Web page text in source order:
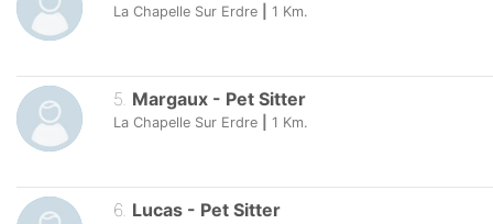
La Chapelle Sur Erdre 1 Km.
5 Margaux - Pet Sitter
La Chapelle Sur Erdre 1 Km.
6. Lucas - Pet Sitter